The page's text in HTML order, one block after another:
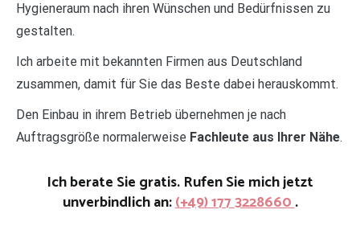
Hygieneraum nach ihren Wünschen und Bedürfnissen zu
gestalten.
Ich arbeite mit bekannten Firmen aus Deutschland
zusammen, damit für Sie das Beste dabei herauskommt.
Den Einbau in ihrem Betrieb übernehmen je nach
Auftragsgröße normalerweise Fachleute aus Ihrer Nähe.
Ich berate Sie gratis. Rufen Sie mich jetzt
unverbindlich an:(+49) 177 3228660.